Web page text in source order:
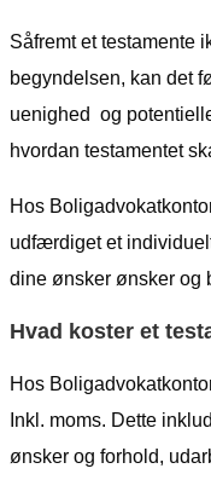
Såfremt et testamente
begyndelsen, kan det
uenighed og
hvordan testamentet
Hos
udfærdiget et
dine ønsker ønsker og
Hvad koster et
Hos
Inkl. moms. Dette
ønsker og forhold,